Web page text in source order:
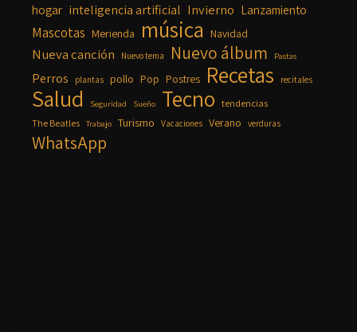
hogar inteligencia artificial Invierno Lanzamiento
Mascotas Merienda música Navidad
Nueva canción Nuevo tema Nuevo álbum Pastas
Perros plantas pollo Pop Postres Recetas recitales
Salud Seguridad Sueño Tecno tendencias
The Beatles Trabajo Turismo Vacaciones Verano verduras
WhatsApp